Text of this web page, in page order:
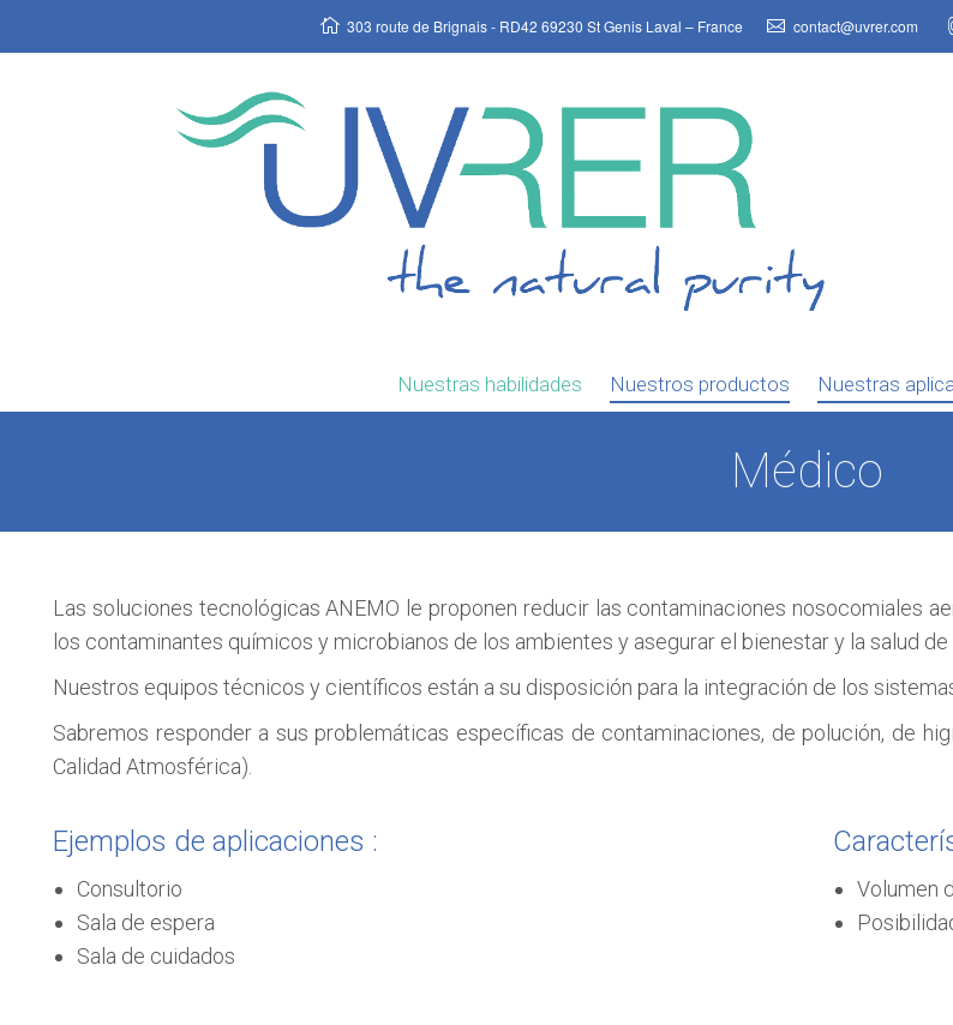
303 route de Brignais - RD42 69230 St Genis Laval – France contact@uvrer.com
Nuestras habilidades Nuestros productos Nuestras
Médico
Las soluciones tecnológicas ANEMO le proponen reducir las contaminaciones nosocomiales
los contaminantes químicos y microbianos de los ambientes y asegurar el bienestar y la salud
Nuestros equipos técnicos y científicos están a su disposición para la integración de los
Sabremos responder a sus problemáticas específicas de contaminaciones, de polución, de
Calidad Atmosférica).
Ejemplos de aplicaciones :
Consultorio
Sala de espera
Sala de cuidados
Volumen